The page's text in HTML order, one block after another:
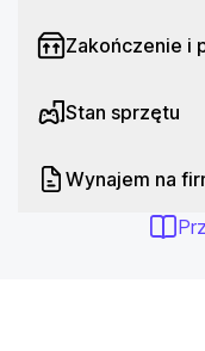
System
Zakończenie i
Stan sprzętu
Wynajem na